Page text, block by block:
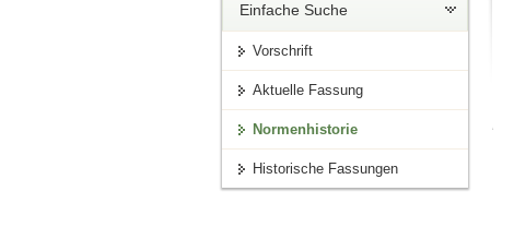
Einfache Suche
Vorschrift
Aktuelle Fassung
Normenhistorie
Historische Fassungen